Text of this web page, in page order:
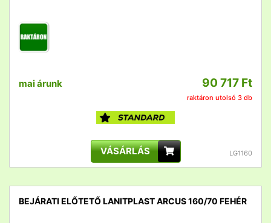
mai árunk 90 717 Ft
raktáron utolsó 3 db
VÁSÁRLÁS LG1160
BEJÁRATI ELŐTETŐ LANITPLAST ARCUS 160/70 FEHÉR